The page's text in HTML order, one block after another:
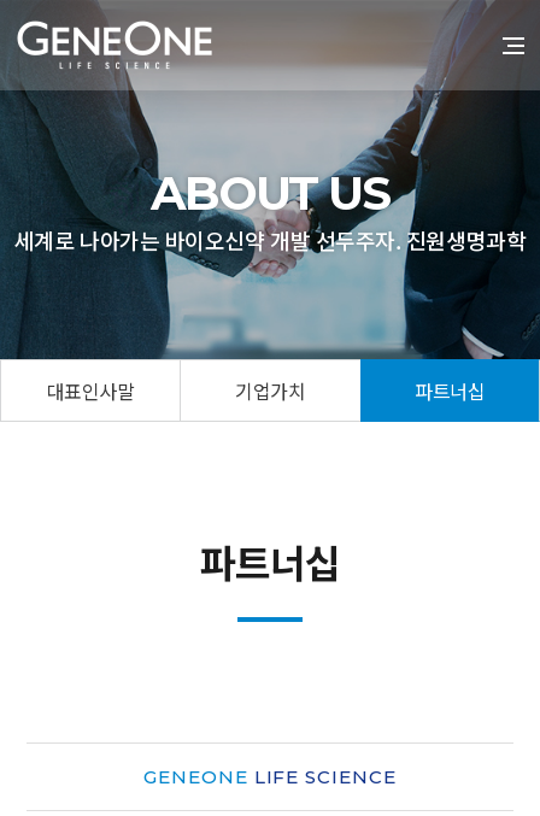
ABOUT US
세계로 나아가는 바이오신약 개발 선두주자. 진원생명과학
대표인사말 기업가치 파트너십
파트너십
GENEONE LIFE SCIENCE